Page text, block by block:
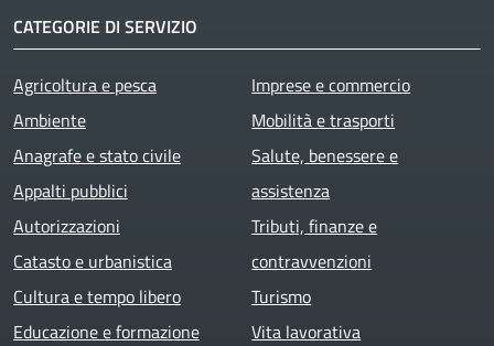
CATEGORIE DI SERVIZIO
Agricoltura e pesca
Ambiente
Anagrafe e stato civile
Appalti pubblici
Autorizzazioni
Catasto e urbanistica
Cultura e tempo libero
Educazione e formazione
Imprese e commercio
Mobilità e trasporti
Salute, benessere e
assistenza
Tributi, finanze e
contravvenzioni
Turismo
Vita lavorativa